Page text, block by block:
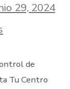
29, 2024
de
Tu Centro